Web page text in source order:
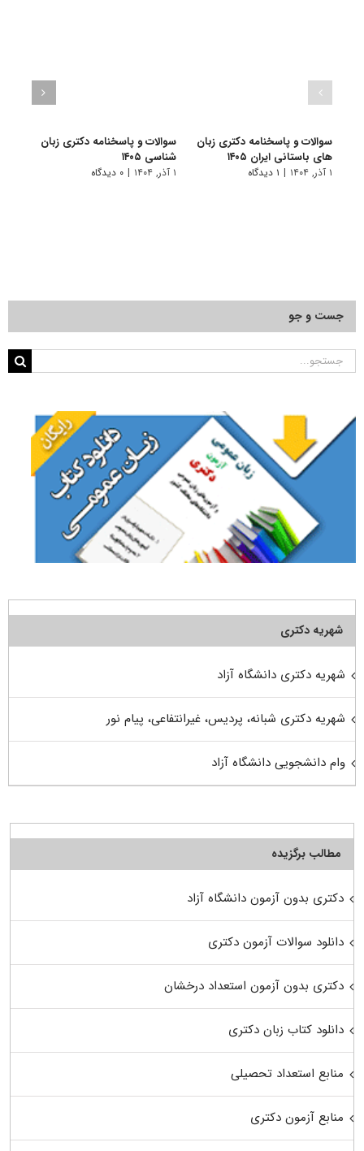
سوالات و پاسخنامه دکتری زبان
های باستانی ایران ۱۴۰۵
۱ آذر, ۱۴۰۴ | ۱ دیدگاه
سوالات و پاسخنامه دکتری زبان‌
شناسی ۱۴۰۵
۱ آذر, ۱۴۰۴ | ۰ دیدگاه
جست و جو
جستجو
شهریه دکتری
شهریه دکتری دانشگاه آزاد
شهریه دکتری شبانه، پردیس، غیرانتفاعی، پیام نور
وام دانشجویی دانشگاه آزاد
مطالب برگزیده
دکتری بدون آزمون دانشگاه آزاد
دانلود سوالات آزمون دکتری
دکتری بدون آزمون استعداد درخشان
دانلود کتاب زبان دکتری
منابع استعداد تحصیلی
منابع آزمون دکتری